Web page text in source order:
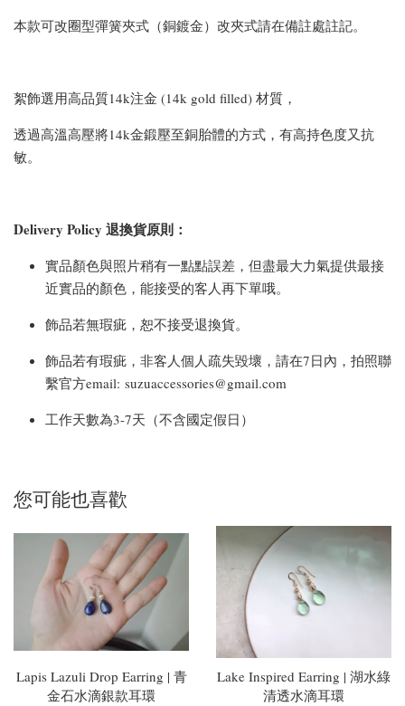
本款可改圈型彈簧夾式（銅鍍金）改夾式請在備註處註記。
絮飾選用高品質14k注金 (14k gold filled) 材質，
透過高溫高壓將14k金鍛壓至銅胎體的方式，有高持色度又抗
敏。
Delivery Policy 退換貨原則：
實品顏色與照片稍有一點點誤差，但盡最大力氣提供最接
近實品的顏色，能接受的客人再下單哦。
飾品若無瑕疵，恕不接受退換貨。
飾品若有瑕疵，非客人個人疏失毀壞，請在7日內，拍照聯
繫官方email: suzuaccessories@gmail.com
工作天數為3-7天（不含國定假日）
您可能也喜歡
Lapis Lazuli Drop Earring | 青
金石水滴銀款耳環
Lake Inspired Earring | 湖水綠
清透水滴耳環